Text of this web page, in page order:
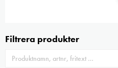
Filtrera produkter